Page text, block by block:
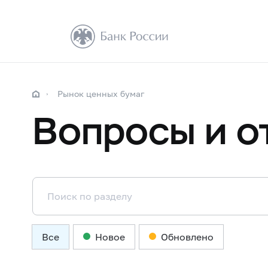
Рынок ценных бумаг
Вопросы и
Все Новое Обновлено